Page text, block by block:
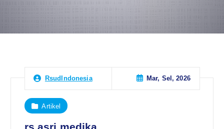
RsudIndonesia Mar, Sel, 2026
Artikel